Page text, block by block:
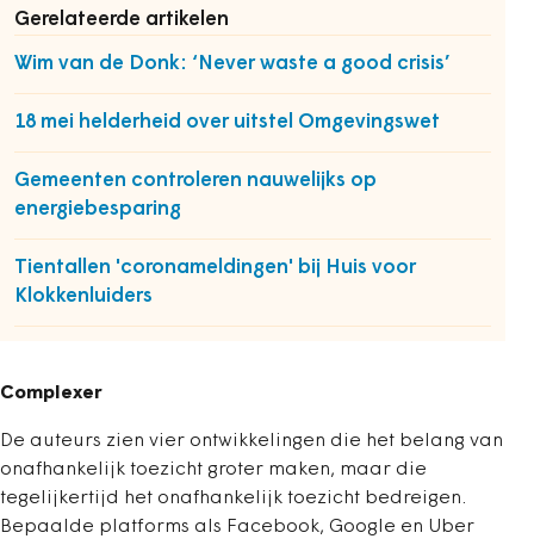
Gerelateerde artikelen
Wim van de Donk: ‘Never waste a good crisis’
18 mei helderheid over uitstel Omgevingswet
Gemeenten controleren nauwelijks op
energiebesparing
Tientallen 'coronameldingen' bij Huis voor
Klokkenluiders
Complexer
De auteurs zien vier ontwikkelingen die het belang van
onafhankelijk toezicht groter maken, maar die
tegelijkertijd het onafhankelijk toezicht bedreigen.
Bepaalde platforms als Facebook, Google en Uber